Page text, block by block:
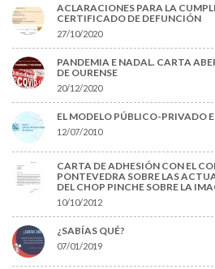
ACLARACIONES PARA LA
CERTIFICADO DE DEFUNCIÓN
27/10/2020
PANDEMIA E NADAL. CARTA
DE OURENSE
20/12/2020
EL MODELO PÚBLICO-PRIVADO
12/07/2010
CARTA DE ADHESIÓN CON EL
PONTEVEDRA SOBRE LAS
DEL CHOP PINCHE SOBRE LA
10/10/2012
¿SABÍAS QUÉ?
07/01/2019